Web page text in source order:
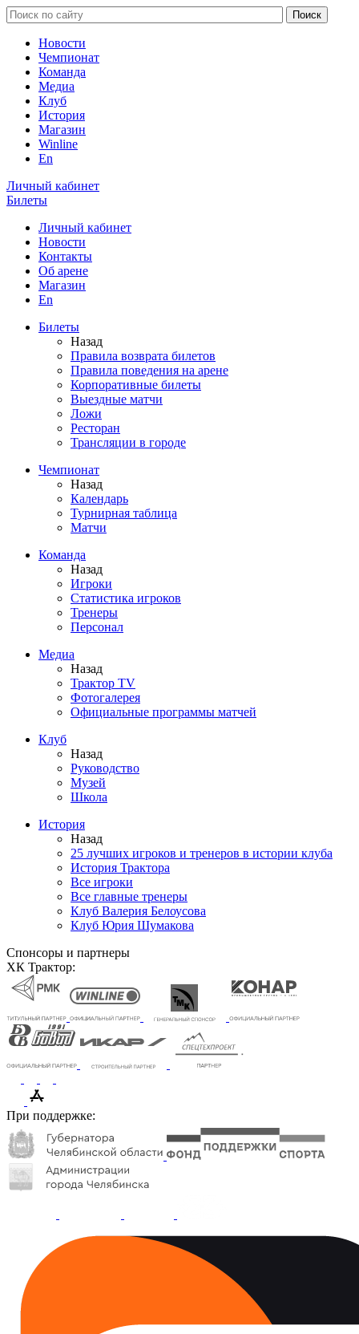
Новости
Чемпионат
Команда
Медиа
Клуб
История
Магазин
Winline
En
Личный кабинет
Билеты
Личный кабинет
Новости
Контакты
Об арене
Магазин
En
Билеты
Назад
Правила возврата билетов
Правила поведения на арене
Корпоративные билеты
Выездные матчи
Ложи
Ресторан
Трансляции в городе
Чемпионат
Назад
Календарь
Турнирная таблица
Матчи
Команда
Назад
Игроки
Статистика игроков
Тренеры
Персонал
Медиа
Назад
Трактор TV
Фотогалерея
Официальные программы матчей
Клуб
Назад
Руководство
Музей
Школа
История
Назад
25 лучших игроков и тренеров в истории клуба
История Трактора
Все игроки
Все главные тренеры
Клуб Валерия Белоусова
Клуб Юрия Шумакова
Спонсоры и партнеры
ХК Трактор:
При поддержке: